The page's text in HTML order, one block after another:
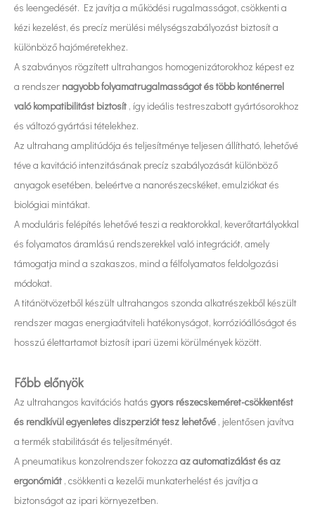
Az ultrahangos permetező bevonórendszer speciális funkciókkal
és leengedését. Ez javítja a működési rugalmasságot, csökkenti a
kézi kezelést, és precíz merülési mélységszabályozást biztosít a
különböző hajóméretekhez.
A szabványos rögzített ultrahangos homogenizátorokhoz képest ez
a rendszer nagyobb folyamatrugalmasságot és több konténerrel
való kompatibilitást biztosít , így ideális testreszabott gyártósorokhoz
és változó gyártási tételekhez.
Az ultrahang amplitúdója és teljesítménye teljesen állítható, lehetővé
téve a kavitáció intenzitásának precíz szabályozását különböző
anyagok esetében, beleértve a nanorészecskéket, emulziókat és
biológiai mintákat.
A moduláris felépítés lehetővé teszi a reaktorokkal, keverőtartályokkal
és folyamatos áramlású rendszerekkel való integrációt, amely
támogatja mind a szakaszos, mind a félfolyamatos feldolgozási
módokat.
A titánötvözetből készült ultrahangos szonda alkatrészekből készült
rendszer magas energiaátviteli hatékonyságot, korrózióállóságot és
hosszú élettartamot biztosít ipari üzemi körülmények között.
Főbb előnyök
Az ultrahangos kavitációs hatás gyors részecskeméret-csökkentést
és rendkívül egyenletes diszperziót tesz lehetővé , jelentősen javítva
a termék stabilitását és teljesítményét.
A pneumatikus konzolrendszer fokozza az automatizálást és az
ergonómiát , csökkenti a kezelői munkaterhelést és javítja a
biztonságot az ipari környezetben.